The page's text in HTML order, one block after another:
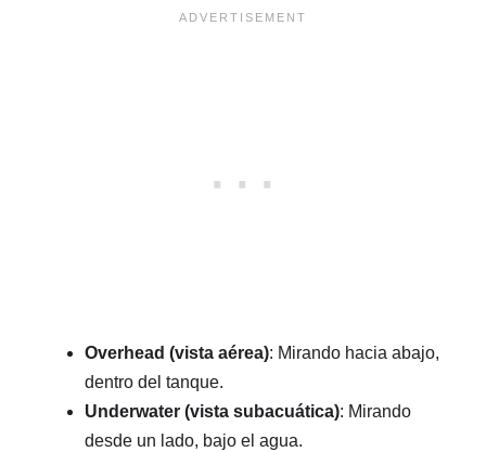
Overhead (vista aérea): Mirando hacia abajo,
dentro del tanque.
Underwater (vista subacuática): Mirando
desde un lado, bajo el agua.